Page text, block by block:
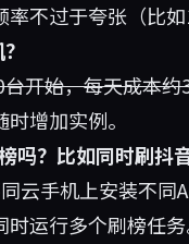
不过于夸张（比
台开始，每天成本约
增加实例。
吗？比如同时刷抖
云手机上安装不
运行多个刷榜任务